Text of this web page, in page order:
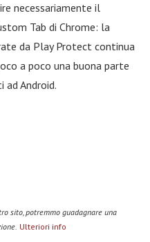
necessariamente il
Tab di Chrome: la
da Play Protect continua
a poco una buona parte
Android.
sito, potremmo guadagnare una
Ulteriori info